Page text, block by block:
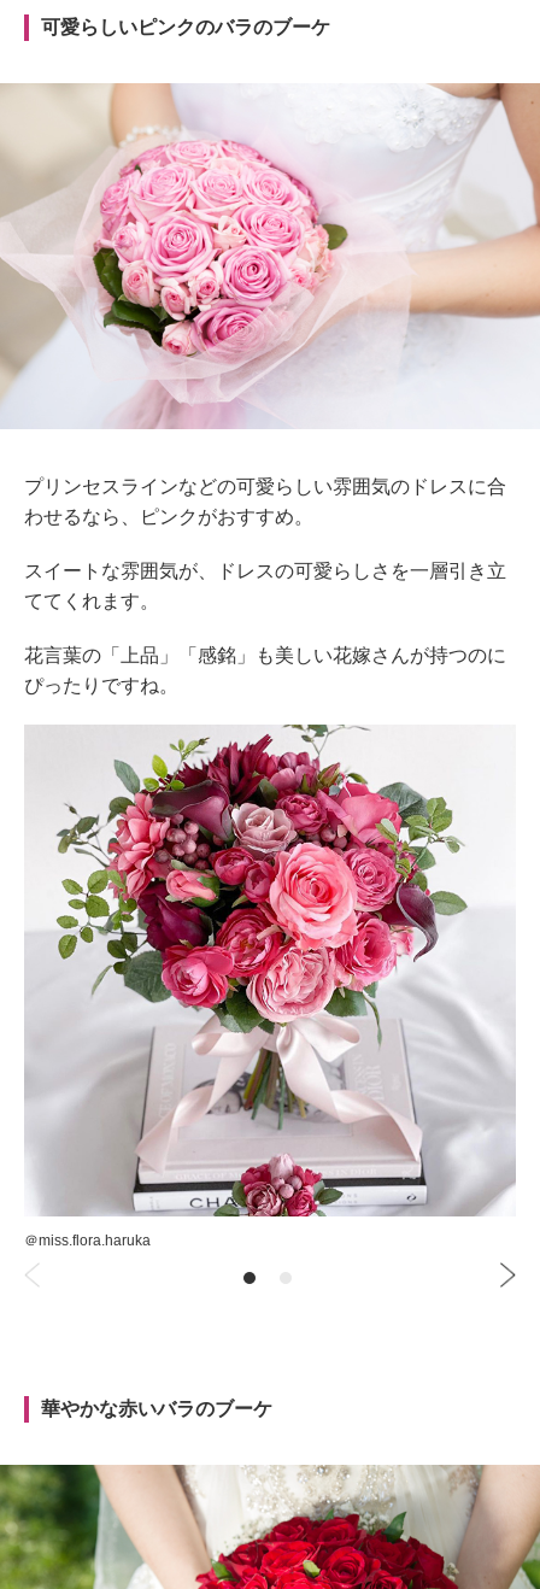
可愛らしいピンクのバラのブーケ
プリンセスラインなどの可愛らしい雰囲気のドレスに合
わせるなら、ピンクがおすすめ。
スイートな雰囲気が、ドレスの可愛らしさを一層引き立
ててくれます。
花言葉の「上品」「感銘」も美しい花嫁さんが持つのに
ぴったりですね。
＠miss.flora.haruka
華やかな赤いバラのブーケ